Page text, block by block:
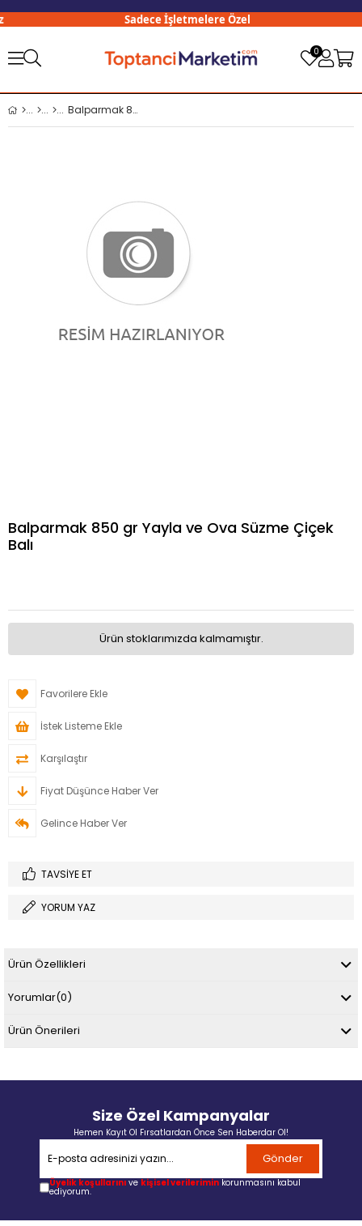
Sadece İşletmelere Özel
0
Balparmak 850 gr Yayla ve Ova Süzme Çiçek Balı
Balparmak 850 gr Yayla ve Ova Süzme Çiçek
Balı
Ürün stoklarımızda kalmamıştır.
Favorilere Ekle
İstek Listeme Ekle
Karşılaştır
Fiyat Düşünce Haber Ver
Gelince Haber Ver
TAVSIYE ET
YORUM YAZ
Ürün Özellikleri
Yorumlar(0)
Ürün Önerileri
Size Özel Kampanyalar
Hemen Kayıt Ol Fırsatlardan Önce Sen Haberdar Ol!
Gönder
Üyelik koşullarını ve kişisel verilerimin korunmasını kabul
ediyorum.